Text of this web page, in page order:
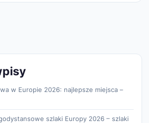
w Europie 2026: najlepsze miejsca –
szlaki Europy 2026 – szlaki